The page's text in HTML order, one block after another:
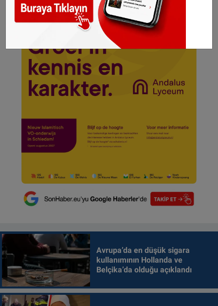
Avrupa’da en düşük sigara
kullanımının Hollanda ve
Belçika’da olduğu açıklandı